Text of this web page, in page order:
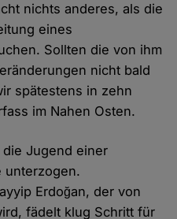
nichts anderes, als die
eines
Sollten die von ihm
nicht bald
spätestens in zehn
im Nahen Osten.
Jugend einer
unterzogen.
Erdoğan, der von
fädelt klug Schritt für